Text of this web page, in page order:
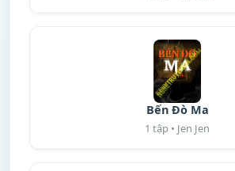
Bến Đò Ma
1 tập • Jen Jen